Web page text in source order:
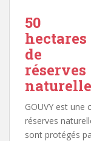
50
hectares
de
réserves
GOUVY est
réserves
sont protégés